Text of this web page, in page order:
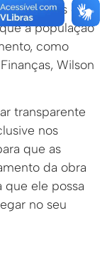
as obras do
a população
como
Wilson
transparente
nos
que as
da obra
que ele possa
no seu